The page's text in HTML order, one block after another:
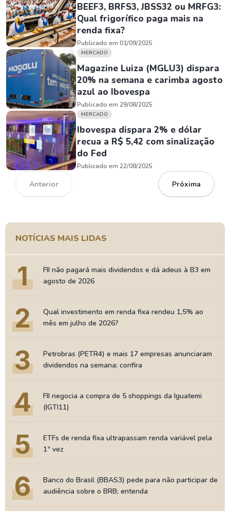
BEEF3, BRFS3, JBSS32 ou MRFG3:
Qual frigorífico paga mais na
renda fixa?
Publicado em 01/09/2025
MERCADO
Magazine Luiza (MGLU3) dispara
20% na semana e carimba agosto
azul ao Ibovespa
Publicado em 29/08/2025
MERCADO
Ibovespa dispara 2% e dólar
recua a R$ 5,42 com sinalização
do Fed
Publicado em 22/08/2025
Anterior Próxima
NOTÍCIAS MAIS LIDAS
1
FII não pagará mais dividendos e dá adeus à B3 em
agosto de 2026
2
Qual investimento em renda fixa rendeu 1,5% ao
mês em julho de 2026?
3
Petrobras (PETR4) e mais 17 empresas anunciaram
dividendos na semana; confira
4
FII negocia a compra de 5 shoppings da Iguatemi
(IGTI11)
5
ETFs de renda fixa ultrapassam renda variável pela
1ª vez
6
Banco do Brasil (BBAS3) pede para não participar de
audiência sobre o BRB; entenda